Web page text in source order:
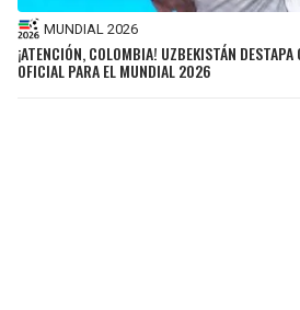
MUNDIAL 2026
¡ATENCIÓN, COLOMBIA! UZBEKISTÁN
OFICIAL PARA EL MUNDIAL 2026